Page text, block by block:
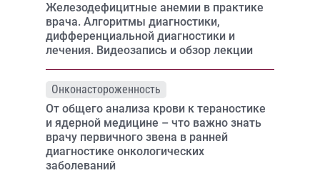
Железодефицитные анемии в практике
врача. Алгоритмы диагностики,
дифференциальной диагностики и
лечения. Видеозапись и обзор лекции
Онконастороженность
От общего анализа крови к тераностике
и ядерной медицине – что важно знать
врачу первичного звена в ранней
диагностике онкологических
заболеваний